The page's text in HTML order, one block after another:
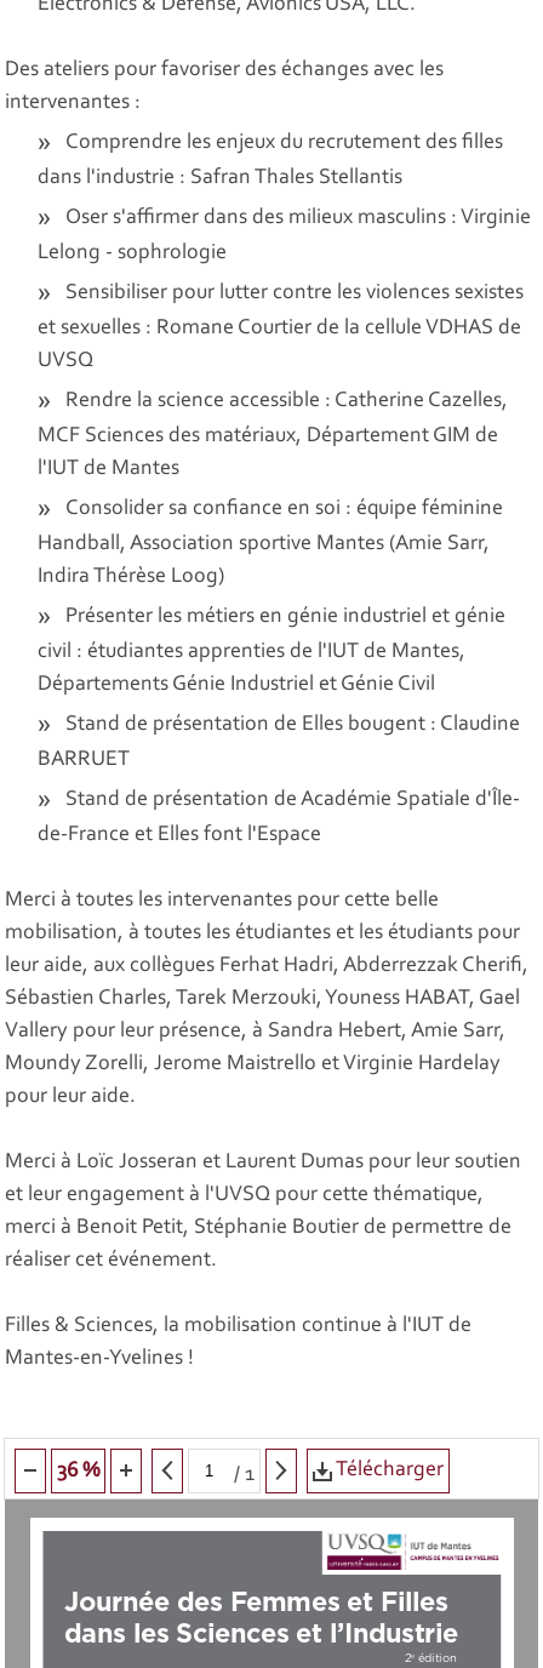
Electronics & Defense, Avionics USA, LLC.
Des ateliers pour favoriser des échanges avec les
intervenantes :
Comprendre les enjeux du recrutement des filles
dans l'industrie : Safran Thales Stellantis
Oser s'affirmer dans des milieux masculins : Virginie
Lelong - sophrologie
Sensibiliser pour lutter contre les violences sexistes
et sexuelles : Romane Courtier de la cellule VDHAS de
UVSQ
Rendre la science accessible : Catherine Cazelles,
MCF Sciences des matériaux, Département GIM de
l'IUT de Mantes
Consolider sa confiance en soi : équipe féminine
Handball, Association sportive Mantes (Amie Sarr,
Indira Thérèse Loog)
Présenter les métiers en génie industriel et génie
civil : étudiantes apprenties de l'IUT de Mantes,
Départements Génie Industriel et Génie Civil
Stand de présentation de Elles bougent : Claudine
BARRUET
Stand de présentation de Académie Spatiale d'Île-
de-France et Elles font l'Espace
Merci à toutes les intervenantes pour cette belle
mobilisation, à toutes les étudiantes et les étudiants pour
leur aide, aux collègues Ferhat Hadri, Abderrezzak Cherifi,
Sébastien Charles, Tarek Merzouki, Youness HABAT, Gael
Vallery pour leur présence, à Sandra Hebert, Amie Sarr,
Moundy Zorelli, Jerome Maistrello et Virginie Hardelay
pour leur aide.
Merci à Loïc Josseran et Laurent Dumas pour leur soutien
et leur engagement à l'UVSQ pour cette thématique,
merci à Benoit Petit, Stéphanie Boutier de permettre de
réaliser cet événement.
Filles & Sciences, la mobilisation continue à l'IUT de
Mantes-en-Yvelines !
36 % /1 Télécharger
Journée des Femmes et Filles
dans les Sciences et l’Industrie
2e édition